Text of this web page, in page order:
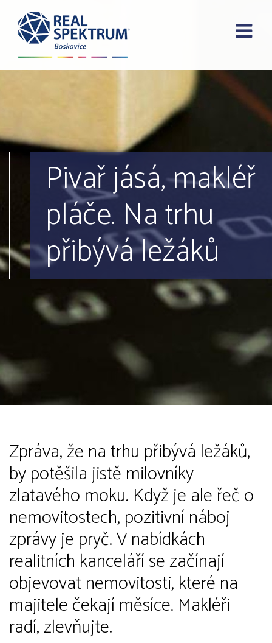
Pivař jásá, makléř
pláče. Na trhu
přibývá ležáků
Zpráva, že na trhu přibývá ležáků,
by potěšila jistě milovníky
zlatavého moku. Když je ale řeč o
nemovitostech, pozitivní náboj
zprávy je pryč. V nabídkách
realitních kanceláří se začínají
objevovat nemovitosti, které na
majitele čekají měsíce. Makléři
radí, zlevňujte.